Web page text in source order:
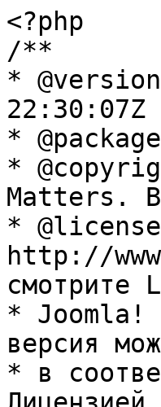
<?php
/**
*
*
*
Matters.
*
http://
смотрите
* Joomla!
версия
* в